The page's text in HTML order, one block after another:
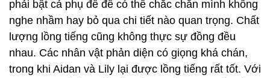
phải bật cả phụ đề để có thể chắc chắn mình không
nghe nhầm hay bỏ qua chi tiết nào quan trọng. Chất
lượng lồng tiếng cũng không thực sự đồng đều
nhau. Các nhân vật phản diện có giọng khá chán,
trong khi Aidan và Lily lại được lồng tiếng rất tốt. Với